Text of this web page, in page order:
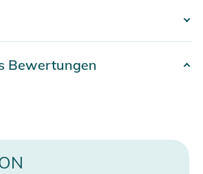
Sicherheitshinweise und Warnungen
Bewertungen